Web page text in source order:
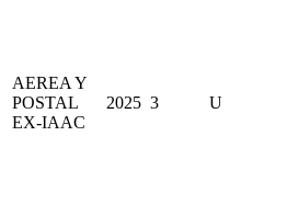
AEREA Y
POSTAL
EX-IAAC
2025 3 U